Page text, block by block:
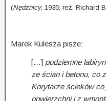
(Nędznicy; 1935; reż. Richard
Marek Kulesza pisze:
[…] podziemne
ze ścian i betonu, co
Korytarze ścieków co
powierzchni i z